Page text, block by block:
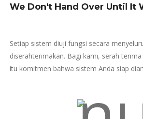
We Don't Hand Over Until It
Setiap sistem diuji fungsi secara
diserahterimakan. Bagi kami, serah
itu komitmen bahwa sistem Anda siap